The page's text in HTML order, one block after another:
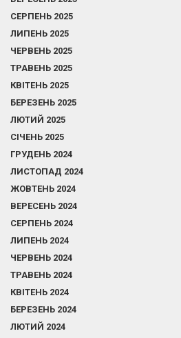
СЕРПЕНЬ 2025
ЛИПЕНЬ 2025
ЧЕРВЕНЬ 2025
ТРАВЕНЬ 2025
КВІТЕНЬ 2025
БЕРЕЗЕНЬ 2025
ЛЮТИЙ 2025
СІЧЕНЬ 2025
ГРУДЕНЬ 2024
ЛИСТОПАД 2024
ЖОВТЕНЬ 2024
ВЕРЕСЕНЬ 2024
СЕРПЕНЬ 2024
ЛИПЕНЬ 2024
ЧЕРВЕНЬ 2024
ТРАВЕНЬ 2024
КВІТЕНЬ 2024
БЕРЕЗЕНЬ 2024
ЛЮТИЙ 2024